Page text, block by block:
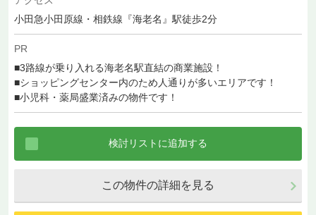
小田急小田原線・相鉄線『海老名』駅徒歩2分
PR
■3路線が乗り入れる海老名駅直結の商業施設！
■ショッピングセンター内のため人通りが多いエリアです！
■小児科・薬局盛業済みの物件です！
この物件の詳細を見る